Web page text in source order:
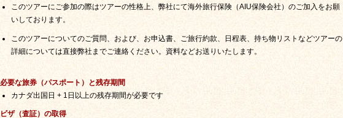
このツアーにご参加の際はツアーの性格上、弊社にて海外旅行保険（AIU保険会社）のご加入をお願
いしております。
このツアーについてのご質問、および、お申込書、ご旅行約款、日程表、持ち物リストなどツアーの
詳細については直接弊社までご連絡ください。資料などお送りいたします。
必要な旅券（パスポート）と残存期間
カナダ出国日 + 1日以上の残存期間が必要です
ビザ（査証）の取得